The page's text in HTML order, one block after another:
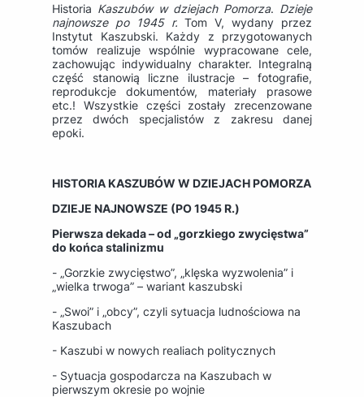
Historia Kaszubów w dziejach Pomorza. Dzieje
najnowsze po 1945 r. Tom V, wydany przez
Instytut Kaszubski. Każdy z przygotowanych
tomów realizuje wspólnie wypracowane cele,
zachowując indywidualny charakter. Integralną
część stanowią liczne ilustracje – fotograﬁe,
reprodukcje dokumentów, materiały prasowe
etc.! Wszystkie części zostały zrecenzowane
przez dwóch specjalistów z zakresu danej
epoki.
HISTORIA KASZUBÓW W DZIEJACH POMORZA
DZIEJE NAJNOWSZE (PO 1945 R.)
Pierwsza dekada – od „gorzkiego zwycięstwa”
do końca stalinizmu
- „Gorzkie zwycięstwo”, „klęska wyzwolenia” i
„wielka trwoga” – wariant kaszubski
- „Swoi” i „obcy”, czyli sytuacja ludnościowa na
Kaszubach
- Kaszubi w nowych realiach politycznych
- Sytuacja gospodarcza na Kaszubach w
pierwszym okresie po wojnie